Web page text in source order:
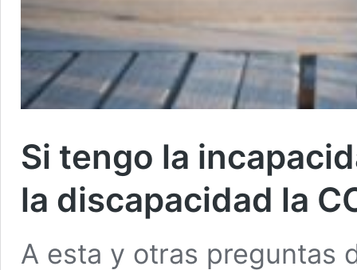
Si tengo la
la discapacidad la
A esta y otras preguntas